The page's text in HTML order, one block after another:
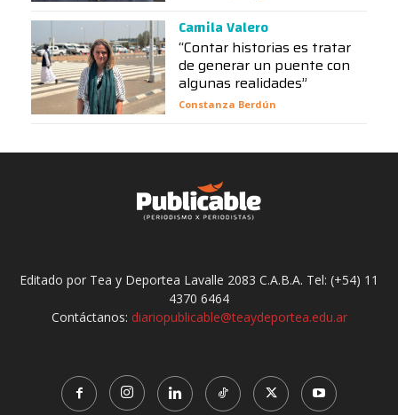
Camila Valero
“Contar historias es tratar
de generar un puente con
algunas realidades”
Constanza Berdún
Editado por Tea y Deportea Lavalle 2083 C.A.B.A. Tel: (+54) 11
4370 6464
Contáctanos: diariopublicable@teaydeportea.edu.ar